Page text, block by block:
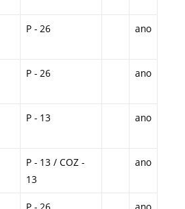
P - 26 ano
P - 26 ano
P - 13 ano
P - 13 / COZ -
13
ano